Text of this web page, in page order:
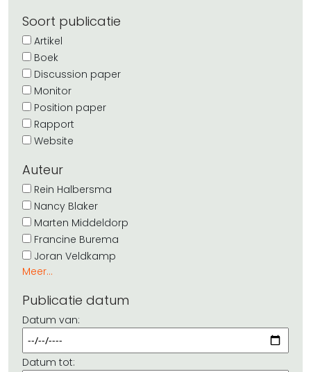
Soort publicatie
Artikel
Boek
Discussion paper
Monitor
Position paper
Rapport
Website
Auteur
Rein Halbersma
Nancy Blaker
Marten Middeldorp
Francine Burema
Joran Veldkamp
Meer...
Publicatie datum
Datum van:
Datum tot: